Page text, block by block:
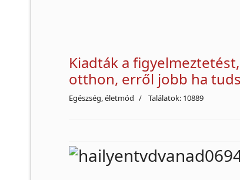
Kiadták a
otthon, erről jobb ha
Egészség, életmód Találatok: 10889